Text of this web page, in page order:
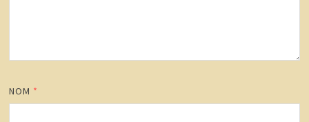
NOM *